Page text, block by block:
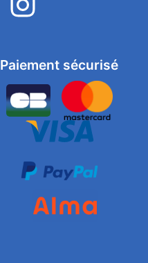
Paiement sécurisé